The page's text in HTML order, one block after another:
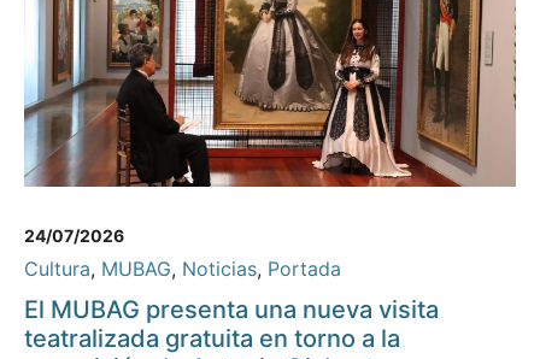
24/07/2026
Cultura, MUBAG, Noticias, Portada
El MUBAG presenta una nueva visita
teatralizada gratuita en torno a la